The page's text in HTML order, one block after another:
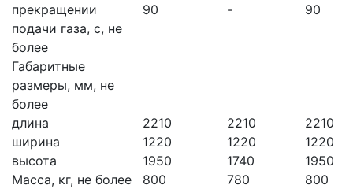
прекращении
подачи газа, с, не
более
90 - 90
Габаритные
размеры, мм, не
более
длина
2210 2210
2210
ширина
1220 1220
1220
высота
1950 1740
1950
Масса, кг, не более
800 780
800